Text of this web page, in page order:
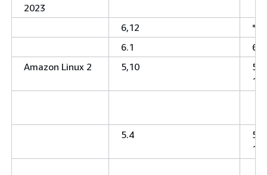
2023
6,12
*
6.1
Amazon Linux 2
5,10
5.4